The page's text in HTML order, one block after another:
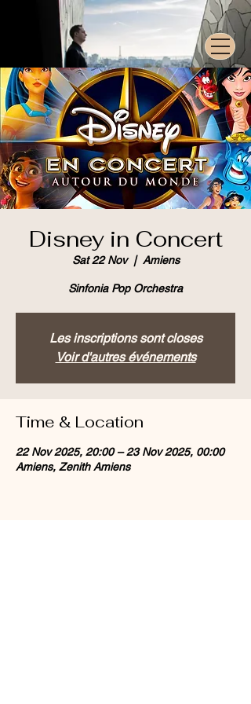
Disney in Concert
Sat 22 Nov
  |
Amiens
Sinfonia Pop Orchestra
Les inscriptions sont closes
Voir d'autres événements
Time & Location
22 Nov 2025, 20:00 – 23 Nov 2025, 00:00
Amiens, Zenith Amiens